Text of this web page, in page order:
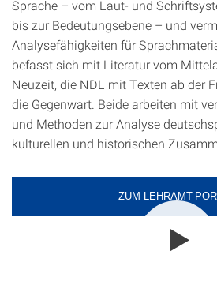
Sprache – vom Laut- und
bis zur Bedeutungsebene – und
Analysefähigkeiten für
befasst sich mit Literatur vom
Neuzeit, die NDL mit Texten ab der
die Gegenwart. Beide arbeiten mit
und Methoden zur Analyse
kulturellen und historischen
ZUM LEHRAMT-